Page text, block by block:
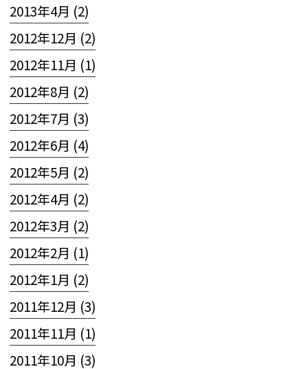
2013年4月 (2)
2012年12月 (2)
2012年11月 (1)
2012年8月 (2)
2012年7月 (3)
2012年6月 (4)
2012年5月 (2)
2012年4月 (2)
2012年3月 (2)
2012年2月 (1)
2012年1月 (2)
2011年12月 (3)
2011年11月 (1)
2011年10月 (3)